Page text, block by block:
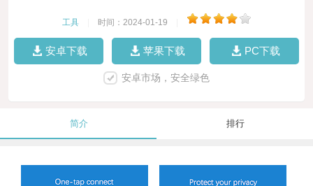
工具 时间：2024-01-19
安卓下载 苹果下载 PC下载
安卓市场，安全绿色
简介 排行